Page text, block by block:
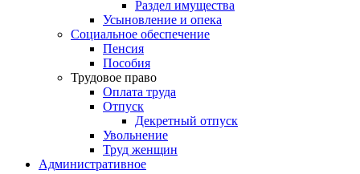
Раздел имущества
Усыновление и опека
Социальное обеспечение
Пенсия
Пособия
Трудовое право
Оплата труда
Отпуск
Декретный отпуск
Увольнение
Труд женщин
Административное